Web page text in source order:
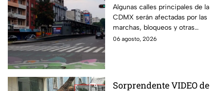
bloqueos afectan
circulación este jueves;
rutas alternas
Algunas calles principales de la
CDMX serán afectadas por las
marchas, bloqueos y otras
protestas de este jueves;
06 agosto, 2026
Sorprendente VIDEO de